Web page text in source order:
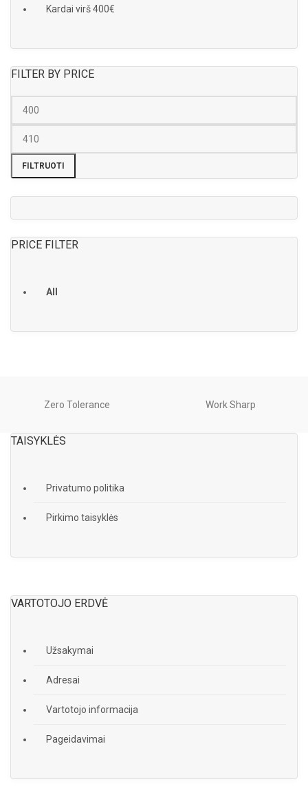
Kardai virš 400€
FILTER BY PRICE
FILTRUOTI
PRICE FILTER
All
Zero Tolerance Work Sharp
TAISYKLĖS
Privatumo politika
Pirkimo taisyklės
VARTOTOJO ERDVĖ
Užsakymai
Adresai
Vartotojo informacija
Pageidavimai